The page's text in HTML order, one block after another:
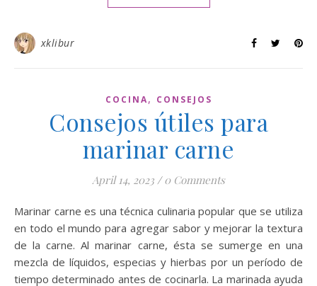
xklibur
COCINA, CONSEJOS
Consejos útiles para
marinar carne
April 14, 2023 / 0 Comments
Marinar carne es una técnica culinaria popular que se utiliza
en todo el mundo para agregar sabor y mejorar la textura
de la carne. Al marinar carne, ésta se sumerge en una
mezcla de líquidos, especias y hierbas por un período de
tiempo determinado antes de cocinarla. La marinada ayuda